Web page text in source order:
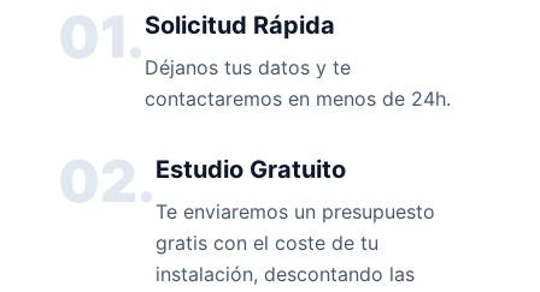
01.Solicitud Rápida
Déjanos tus datos y te
contactaremos en menos de 24h.
02.Estudio Gratuito
Te enviaremos un presupuesto
gratis con el coste de tu
instalación, descontando las